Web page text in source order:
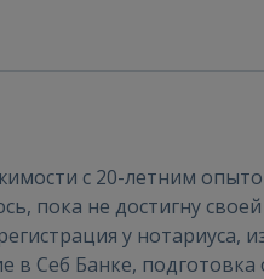
ВОЙТИ
с 20-летним
пока не достигну
у нотариуса,
в Себ Банке,